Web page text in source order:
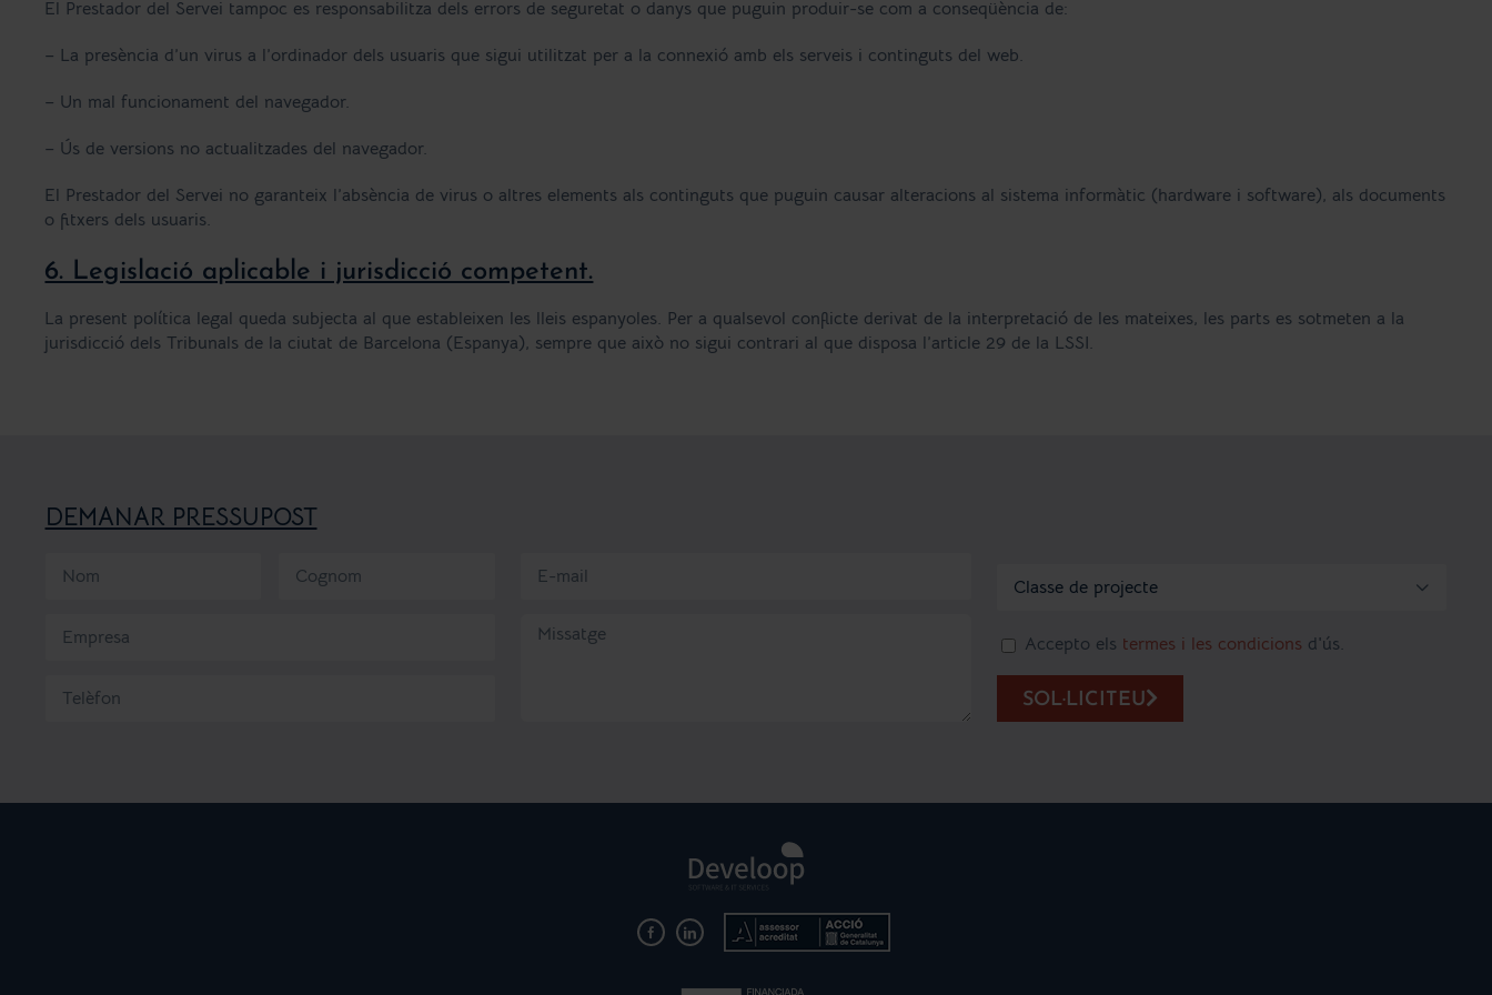
El Prestador del Servei tampoc es responsabilitza dels errors de seguretat o danys que puguin produir-se com a conseqüència de:
– La presència d’un virus a l’ordinador dels usuaris que sigui utilitzat per a la connexió amb els serveis i continguts del web.
– Un mal funcionament del navegador.
– Ús de versions no actualitzades del navegador.
El Prestador del Servei no garanteix l’absència de virus o altres elements als continguts que puguin causar alteracions al sistema informàtic (hardware i software), als documents
o fitxers dels usuaris.
6. Legislació aplicable i jurisdicció competent.
La present política legal queda subjecta al que estableixen les lleis espanyoles. Per a qualsevol conflicte derivat de la interpretació de les mateixes, les parts es sotmeten a la
jurisdicció dels Tribunals de la ciutat de Barcelona (Espanya), sempre que això no sigui contrari al que disposa l’article 29 de la LSSI.
DEMANAR PRESSUPOST

Accepto els termes i les condicions d'ús.
SOL·LICITEU